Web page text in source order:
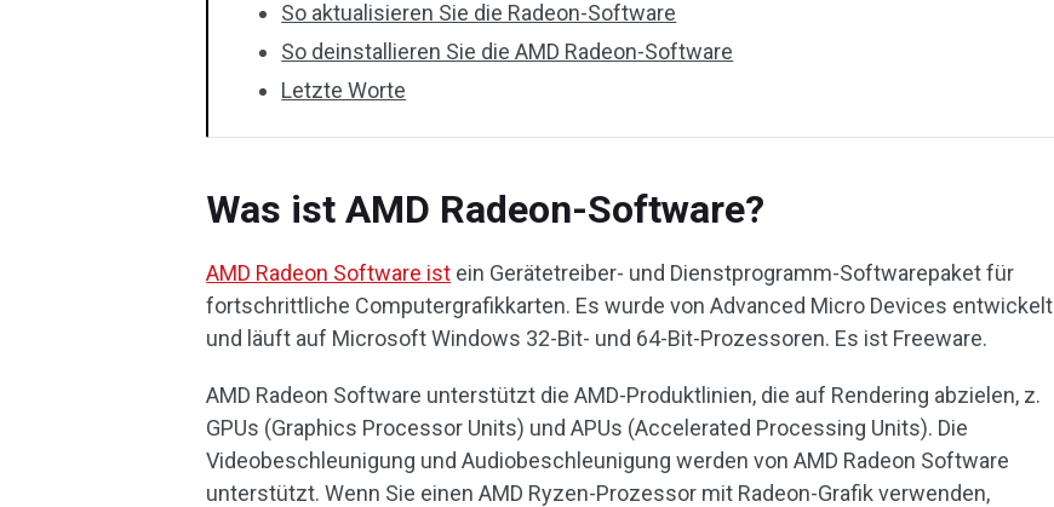
So aktualisieren Sie die Radeon-Software
So deinstallieren Sie die AMD Radeon-Software
Letzte Worte
Was ist AMD Radeon-Software?
AMD Radeon Software ist ein Gerätetreiber- und Dienstprogramm-Softwarepaket für
fortschrittliche Computergrafikkarten. Es wurde von Advanced Micro Devices entwickelt
und läuft auf Microsoft Windows 32-Bit- und 64-Bit-Prozessoren. Es ist Freeware.
AMD Radeon Software unterstützt die AMD-Produktlinien, die auf Rendering abzielen, z.
GPUs (Graphics Processor Units) und APUs (Accelerated Processing Units). Die
Videobeschleunigung und Audiobeschleunigung werden von AMD Radeon Software
unterstützt. Wenn Sie einen AMD Ryzen-Prozessor mit Radeon-Grafik verwenden,